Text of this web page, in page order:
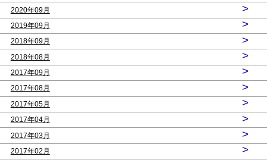
2020年09月 >
2019年09月 >
2018年09月 >
2018年08月 >
2017年09月 >
2017年08月 >
2017年05月 >
2017年04月 >
2017年03月 >
2017年02月 >